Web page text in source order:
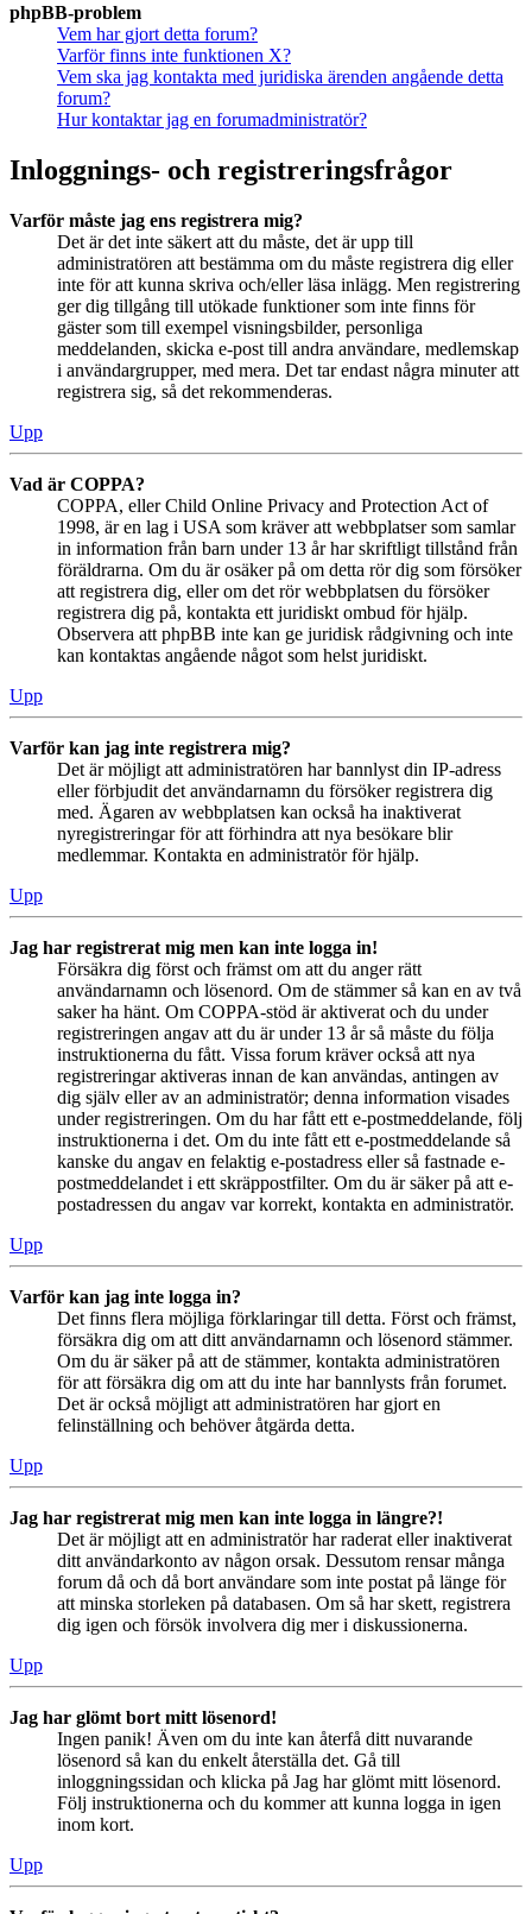
phpBB-problem
Vem har gjort detta forum?
Varför finns inte funktionen X?
Vem ska jag kontakta med juridiska ärenden angående detta
forum?
Hur kontaktar jag en forumadministratör?
Inloggnings- och registreringsfrågor
Varför måste jag ens registrera mig?
Det är det inte säkert att du måste, det är upp till
administratören att bestämma om du måste registrera dig eller
inte för att kunna skriva och/eller läsa inlägg. Men registrering
ger dig tillgång till utökade funktioner som inte finns för
gäster som till exempel visningsbilder, personliga
meddelanden, skicka e-post till andra användare, medlemskap
i användargrupper, med mera. Det tar endast några minuter att
registrera sig, så det rekommenderas.
Upp
Vad är COPPA?
COPPA, eller Child Online Privacy and Protection Act of
1998, är en lag i USA som kräver att webbplatser som samlar
in information från barn under 13 år har skriftligt tillstånd från
föräldrarna. Om du är osäker på om detta rör dig som försöker
att registrera dig, eller om det rör webbplatsen du försöker
registrera dig på, kontakta ett juridiskt ombud för hjälp.
Observera att phpBB inte kan ge juridisk rådgivning och inte
kan kontaktas angående något som helst juridiskt.
Upp
Varför kan jag inte registrera mig?
Det är möjligt att administratören har bannlyst din IP-adress
eller förbjudit det användarnamn du försöker registrera dig
med. Ägaren av webbplatsen kan också ha inaktiverat
nyregistreringar för att förhindra att nya besökare blir
medlemmar. Kontakta en administratör för hjälp.
Upp
Jag har registrerat mig men kan inte logga in!
Försäkra dig först och främst om att du anger rätt
användarnamn och lösenord. Om de stämmer så kan en av två
saker ha hänt. Om COPPA-stöd är aktiverat och du under
registreringen angav att du är under 13 år så måste du följa
instruktionerna du fått. Vissa forum kräver också att nya
registreringar aktiveras innan de kan användas, antingen av
dig själv eller av an administratör; denna information visades
under registreringen. Om du har fått ett e-postmeddelande, följ
instruktionerna i det. Om du inte fått ett e-postmeddelande så
kanske du angav en felaktig e-postadress eller så fastnade e-
postmeddelandet i ett skräppostfilter. Om du är säker på att e-
postadressen du angav var korrekt, kontakta en administratör.
Upp
Varför kan jag inte logga in?
Det finns flera möjliga förklaringar till detta. Först och främst,
försäkra dig om att ditt användarnamn och lösenord stämmer.
Om du är säker på att de stämmer, kontakta administratören
för att försäkra dig om att du inte har bannlysts från forumet.
Det är också möjligt att administratören har gjort en
felinställning och behöver åtgärda detta.
Upp
Jag har registrerat mig men kan inte logga in längre?!
Det är möjligt att en administratör har raderat eller inaktiverat
ditt användarkonto av någon orsak. Dessutom rensar många
forum då och då bort användare som inte postat på länge för
att minska storleken på databasen. Om så har skett, registrera
dig igen och försök involvera dig mer i diskussionerna.
Upp
Jag har glömt bort mitt lösenord!
Ingen panik! Även om du inte kan återfå ditt nuvarande
lösenord så kan du enkelt återställa det. Gå till
inloggningssidan och klicka på Jag har glömt mitt lösenord.
Följ instruktionerna och du kommer att kunna logga in igen
inom kort.
Upp